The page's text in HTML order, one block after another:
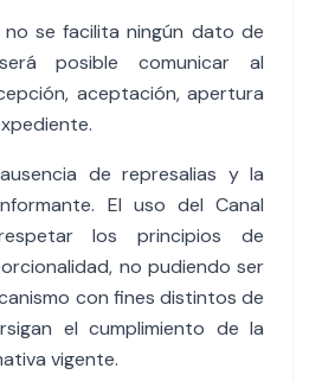
no se facilita ningún dato de
posible comunicar al
aceptación, apertura
de represalias y la
El uso del Canal
los principios de
no pudiendo ser
con fines distintos de
el cumplimiento de la
vigente.